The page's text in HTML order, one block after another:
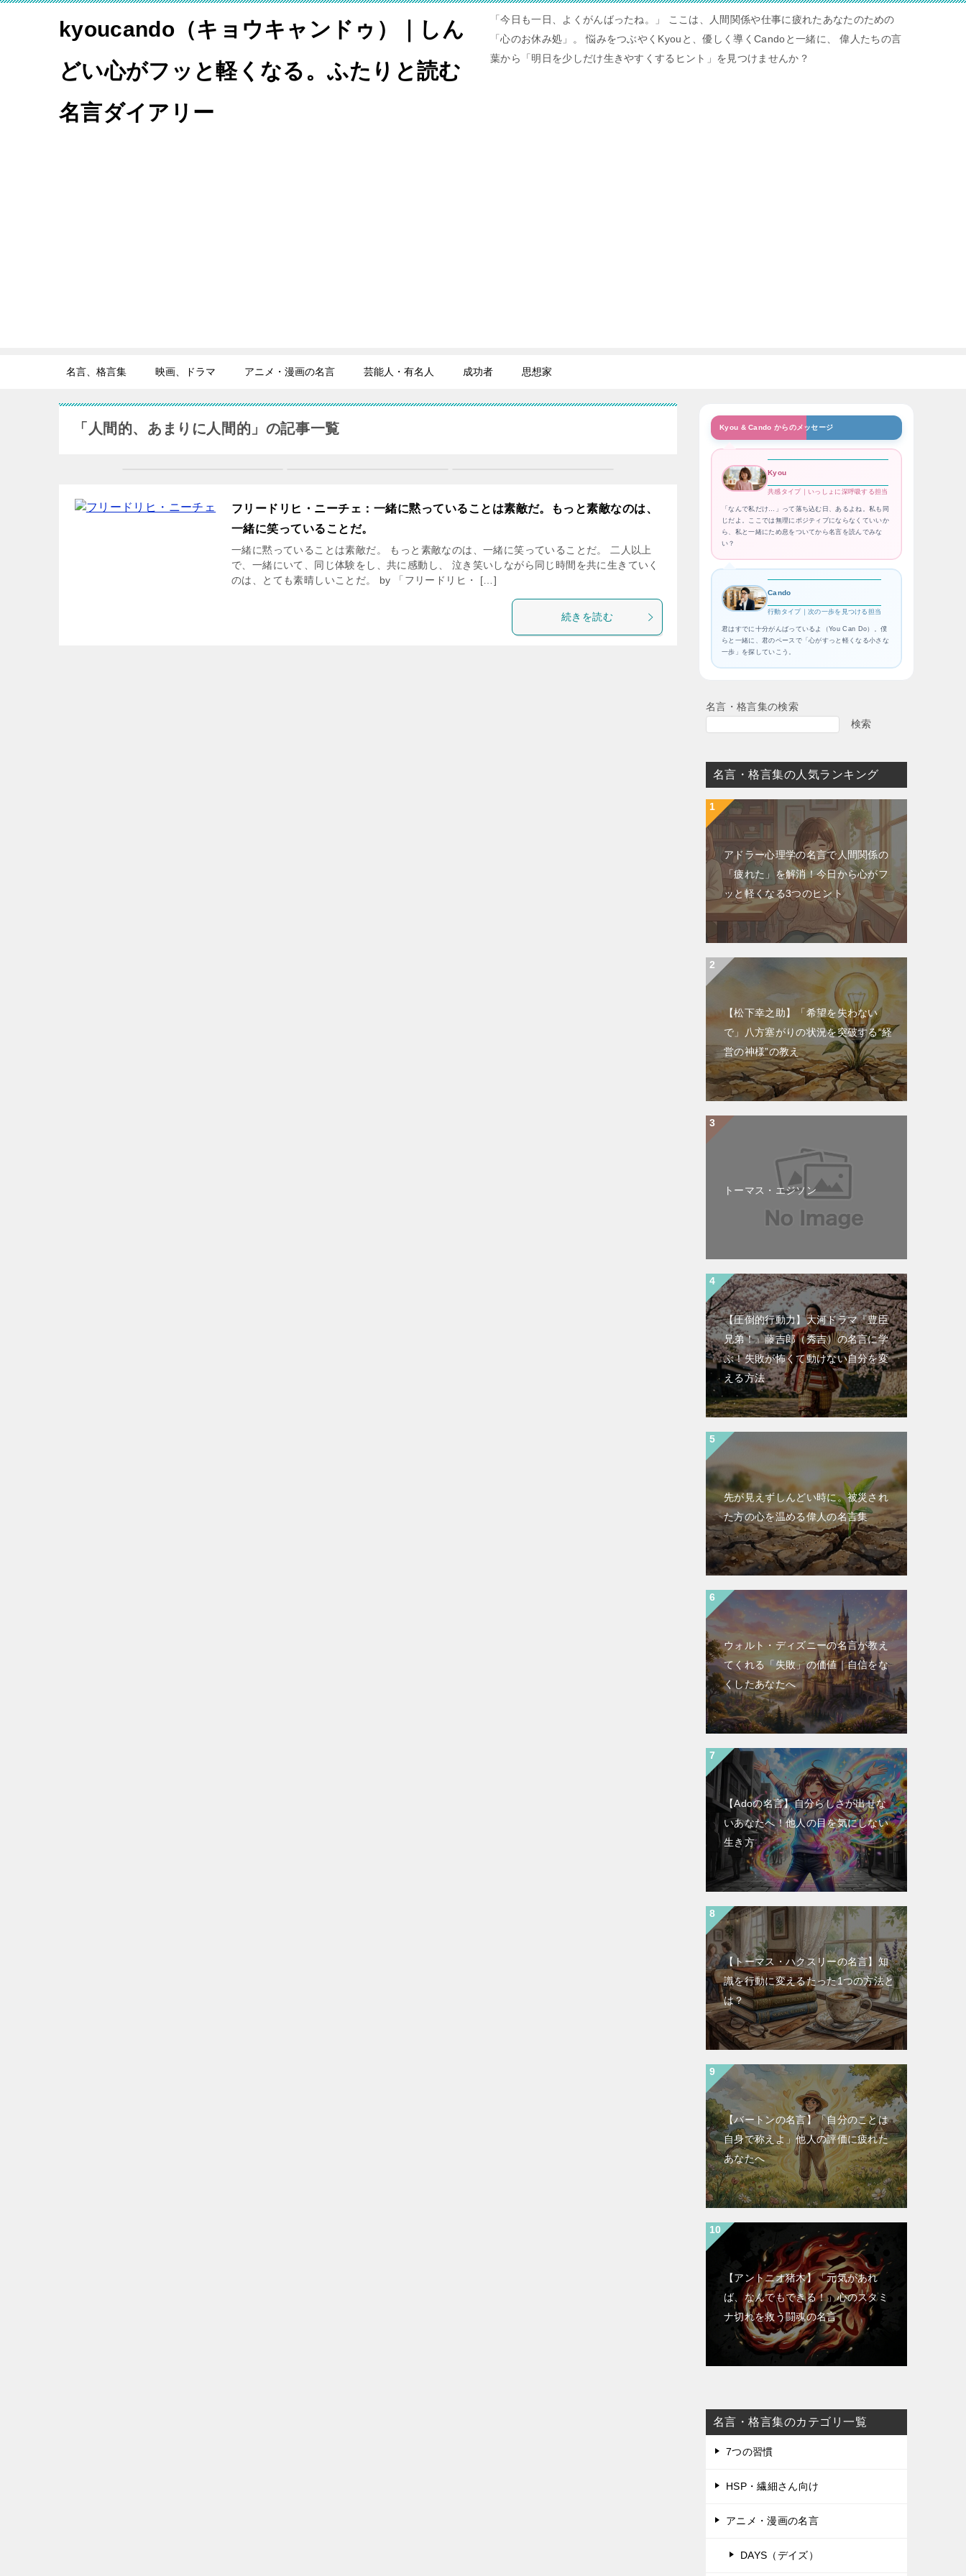
kyoucando（キョウキャンドゥ）｜しん
どい心がフッと軽くなる。ふたりと読む
名言ダイアリー
「今日も一日、よくがんばったね。」 ここは、人間関係や仕事に疲れたあなたのための
「心のお休み処」。 悩みをつぶやくKyouと、優しく導くCandoと一緒に、 偉人たちの言
葉から「明日を少しだけ生きやすくするヒント」を見つけませんか？
名言、格言集 映画、ドラマ アニメ・漫画の名言 芸能人・有名人 成功者 思想家
「人間的、あまりに人間的」の記事一覧
フリードリヒ・ニーチェ：一緒に黙っていることは素敵だ。もっと素敵なのは、
一緒に笑っていることだ。
一緒に黙っていることは素敵だ。 もっと素敵なのは、一緒に笑っていることだ。 二人以上
で、一緒にいて、同じ体験をし、共に感動し、 泣き笑いしながら同じ時間を共に生きていく
のは、とても素晴しいことだ。 by 「フリードリヒ・ […]
続きを読む
Kyou & Cando からのメッセージ
Kyou
共感タイプ｜いっしょに深呼吸する担当
「なんで私だけ…」って落ち込む日、あるよね。私も同
じだよ。ここでは無理にポジティブにならなくていいか
ら、私と一緒にため息をついてから名言を読んでみな
い？
Cando
行動タイプ｜次の一歩を見つける担当
君はすでに十分がんばっているよ（You Can Do）。僕
らと一緒に、君のペースで「心がすっと軽くなる小さな
一歩」を探していこう。
名言・格言集の検索
検索
名言・格言集の人気ランキング
アドラー心理学の名言で人間関係の
「疲れた」を解消！今日から心がフ
ッと軽くなる3つのヒント
【松下幸之助】「希望を失わない
で」八方塞がりの状況を突破する“経
営の神様”の教え
トーマス・エジソン
【圧倒的行動力】大河ドラマ『豊臣
兄弟！』藤吉郎（秀吉）の名言に学
ぶ！失敗が怖くて動けない自分を変
える方法
先が見えずしんどい時に。被災され
た方の心を温める偉人の名言集
ウォルト・ディズニーの名言が教え
てくれる「失敗」の価値｜自信をな
くしたあなたへ
【Adoの名言】自分らしさが出せな
いあなたへ！他人の目を気にしない
生き方
【トーマス・ハクスリーの名言】知
識を行動に変えるたった1つの方法と
は？
【バートンの名言】「自分のことは
自身で称えよ」他人の評価に疲れた
あなたへ
【アントニオ猪木】「元気があれ
ば、なんでもできる！」心のスタミ
ナ切れを救う闘魂の名言
名言・格言集のカテゴリ一覧
7つの習慣
HSP・繊細さん向け
アニメ・漫画の名言
DAYS（デイズ）